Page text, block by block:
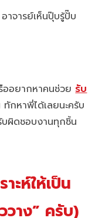
าจารย์เห็นปุ๊บรู้ปั๊บ
ออยากหาคนช่วยรับ
กหาพี่ได้เลยนะครับ
ผิดชอบงานทุกชิ้น
าะห์ให้เป็น
าง” ครับ)